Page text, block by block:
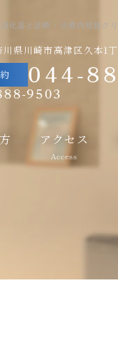
化器と診断・治療内視鏡ク
川県川崎市高津区久本
044-
9503
アクセス
Access